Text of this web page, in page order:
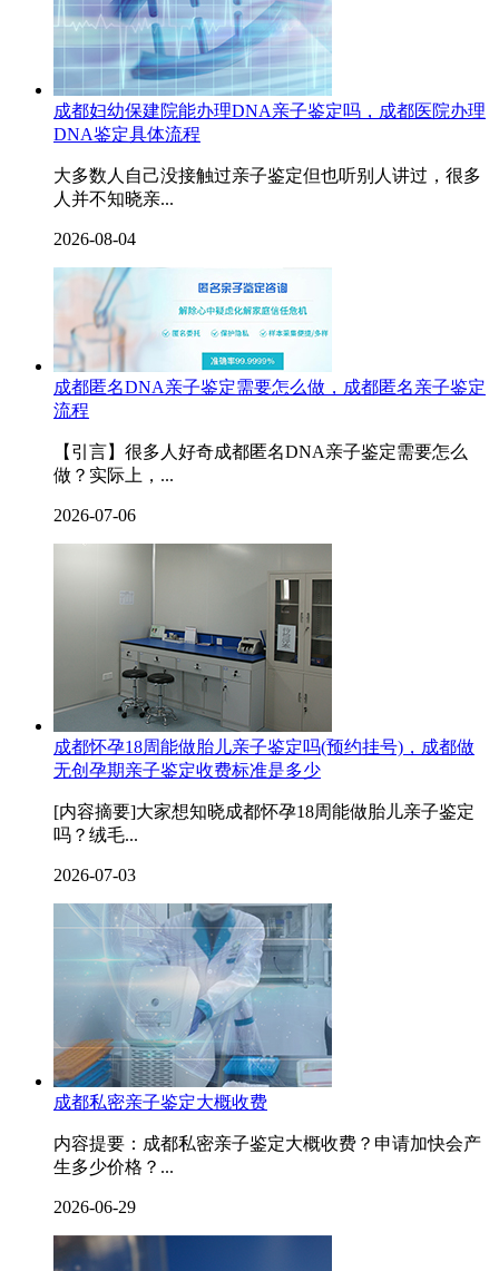
成都妇幼保建院能办理DNA亲子鉴定吗，成都医院办理
DNA鉴定具体流程
大多数人自己没接触过亲子鉴定但也听别人讲过，很多
人并不知晓亲...
2026-08-04
成都匿名DNA亲子鉴定需要怎么做，成都匿名亲子鉴定
流程
【引言】很多人好奇成都匿名DNA亲子鉴定需要怎么
做？实际上，...
2026-07-06
成都怀孕18周能做胎儿亲子鉴定吗(预约挂号)，成都做
无创孕期亲子鉴定收费标准是多少
[内容摘要]大家想知晓成都怀孕18周能做胎儿亲子鉴定
吗？绒毛...
2026-07-03
成都私密亲子鉴定大概收费
内容提要：成都私密亲子鉴定大概收费？申请加快会产
生多少价格？...
2026-06-29